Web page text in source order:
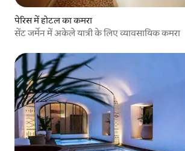
पेरिस में होटल का कमरा
सेंट जर्मेन में अकेले यात्री के लिए व्यावसायिक कमरा